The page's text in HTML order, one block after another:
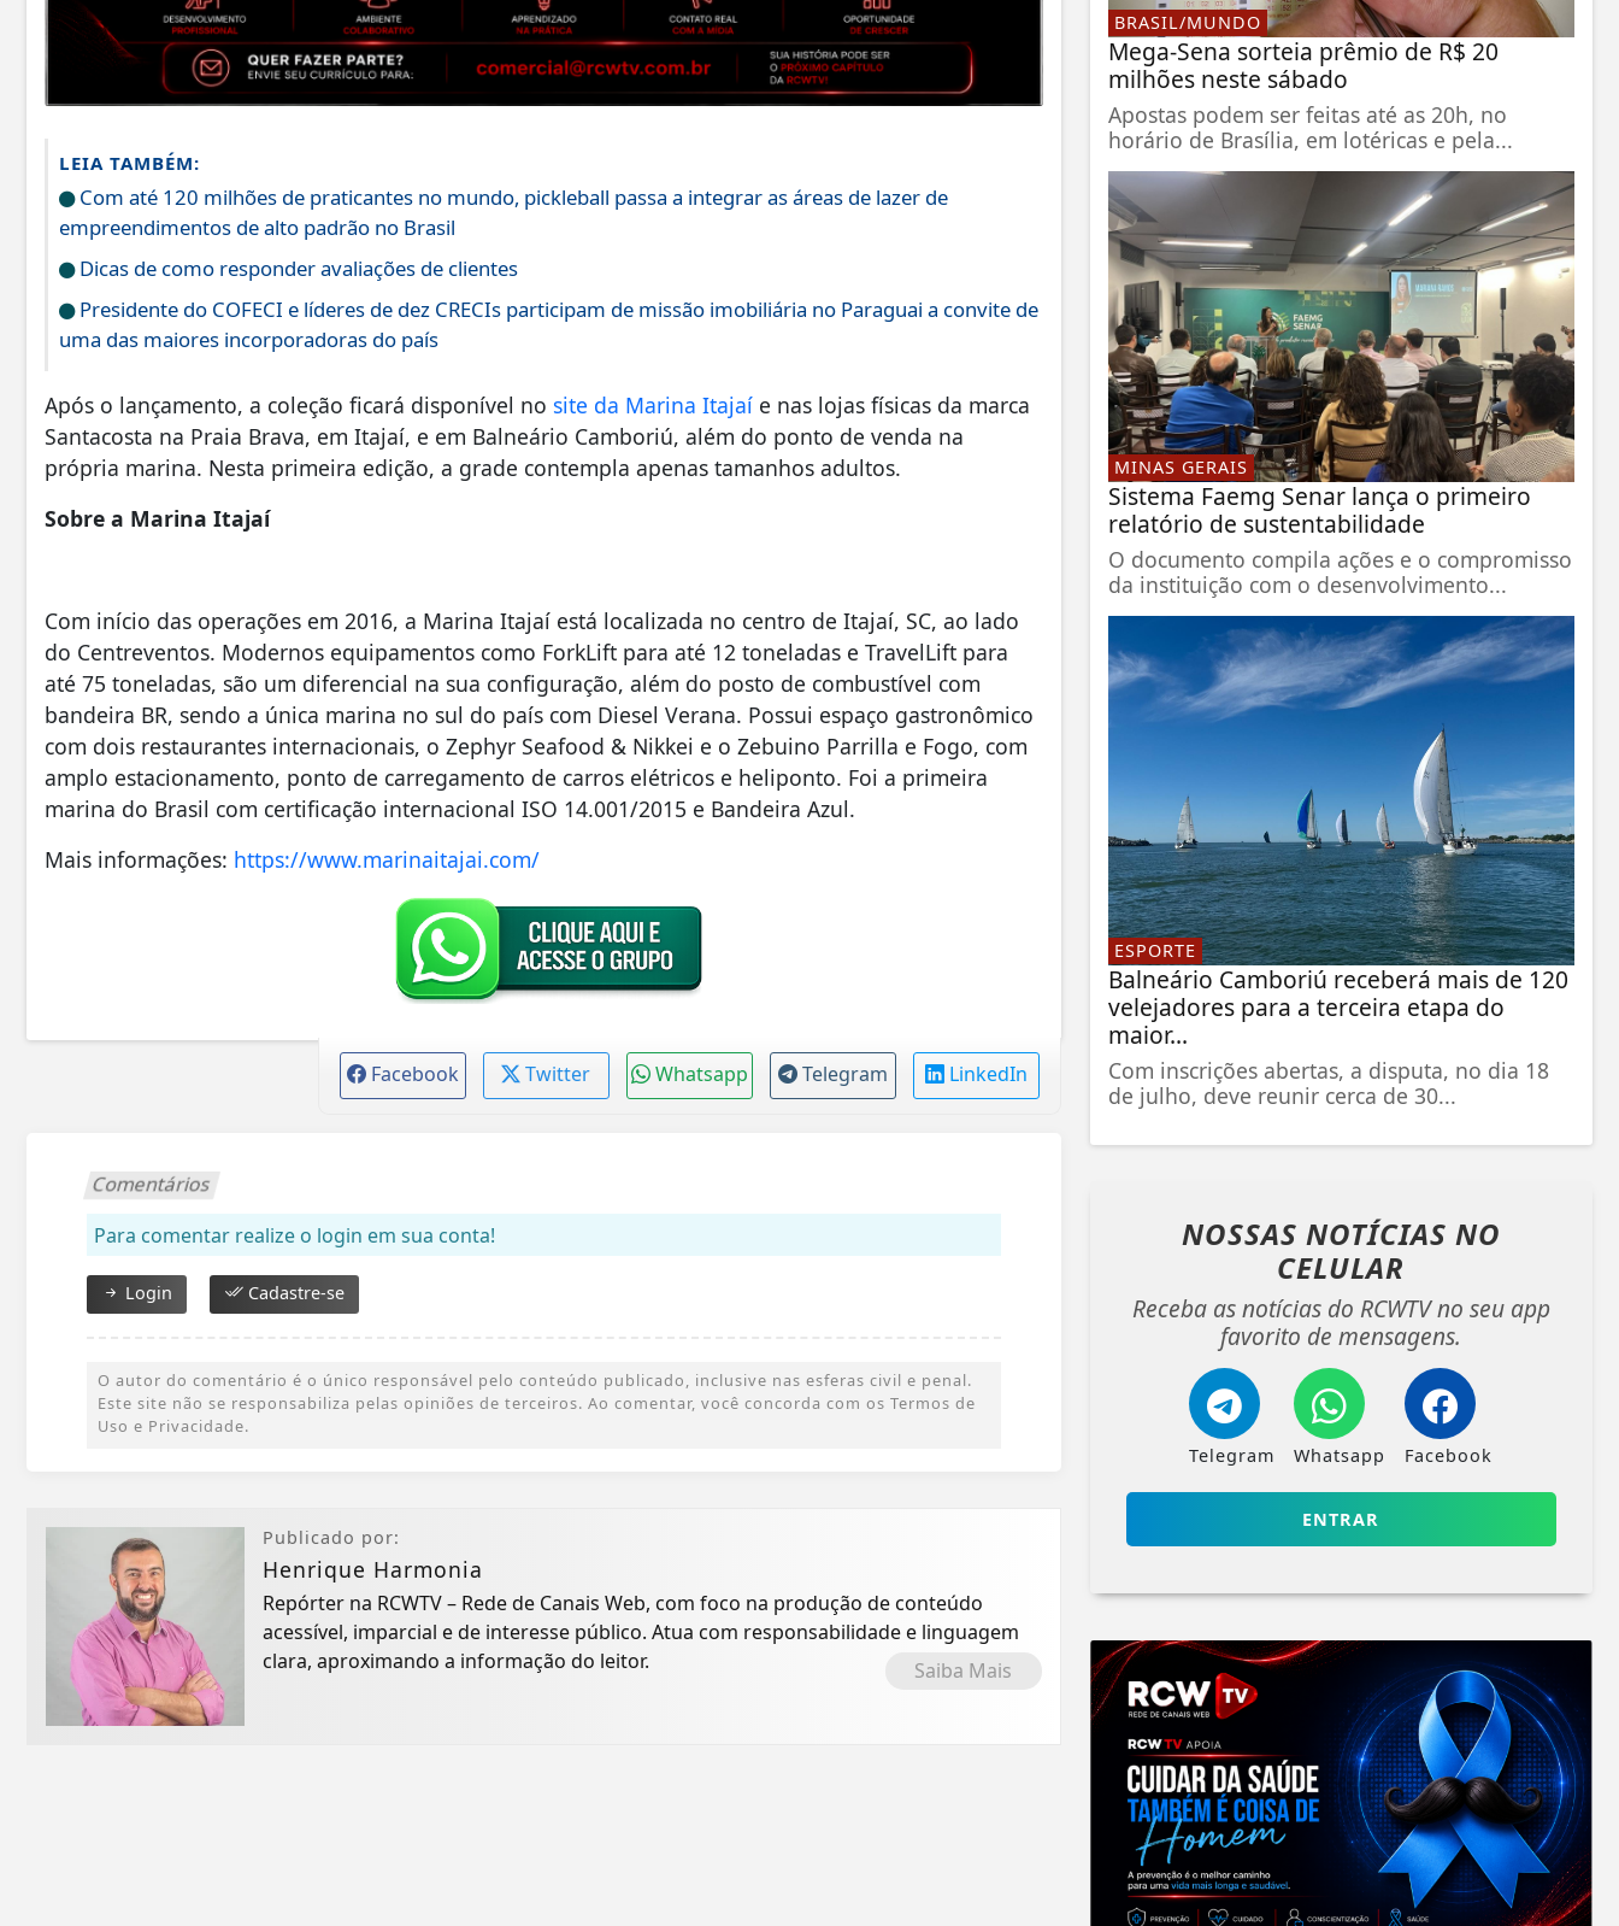
LEIA TAMBÉM:
Com até 120 milhões de praticantes no mundo, pickleball passa a integrar as áreas de lazer de
empreendimentos de alto padrão no Brasil
Dicas de como responder avaliações de clientes
Presidente do COFECI e líderes de dez CRECIs participam de missão imobiliária no Paraguai a convite de
uma das maiores incorporadoras do país
Após o lançamento, a coleção ficará disponível no site da Marina Itajaí e nas lojas físicas da marca
Santacosta na Praia Brava, em Itajaí, e em Balneário Camboriú, além do ponto de venda na
própria marina. Nesta primeira edição, a grade contempla apenas tamanhos adultos.
Sobre a Marina Itajaí
Com início das operações em 2016, a Marina Itajaí está localizada no centro de Itajaí, SC, ao lado
do Centreventos. Modernos equipamentos como ForkLift para até 12 toneladas e TravelLift para
até 75 toneladas, são um diferencial na sua configuração, além do posto de combustível com
bandeira BR, sendo a única marina no sul do país com Diesel Verana. Possui espaço gastronômico
com dois restaurantes internacionais, o Zephyr Seafood & Nikkei e o Zebuino Parrilla e Fogo, com
amplo estacionamento, ponto de carregamento de carros elétricos e heliponto. Foi a primeira
marina do Brasil com certificação internacional ISO 14.001/2015 e Bandeira Azul.
Mais informações: https://www.marinaitajai.com/
Facebook Twitter Whatsapp Telegram LinkedIn
Comentários
Para comentar realize o login em sua conta!
Login Cadastre-se
O autor do comentário é o único responsável pelo conteúdo publicado, inclusive nas esferas civil e penal.
Este site não se responsabiliza pelas opiniões de terceiros. Ao comentar, você concorda com os Termos de
Uso e Privacidade.
Publicado por:
Henrique Harmonia
Repórter na RCWTV – Rede de Canais Web, com foco na produção de conteúdo
acessível, imparcial e de interesse público. Atua com responsabilidade e linguagem
clara, aproximando a informação do leitor.
Saiba Mais
BRASIL/MUNDO
Mega-Sena sorteia prêmio de R$ 20
milhões neste sábado
Apostas podem ser feitas até as 20h, no
horário de Brasília, em lotéricas e pela...
MINAS GERAIS
Sistema Faemg Senar lança o primeiro
relatório de sustentabilidade
O documento compila ações e o compromisso
da instituição com o desenvolvimento...
ESPORTE
Balneário Camboriú receberá mais de 120
velejadores para a terceira etapa do
maior...
Com inscrições abertas, a disputa, no dia 18
de julho, deve reunir cerca de 30...
NOSSAS NOTÍCIAS NO
CELULAR
Receba as notícias do RCWTV no seu app
favorito de mensagens.
Telegram Whatsapp Facebook
ENTRAR